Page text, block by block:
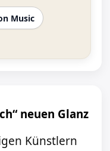
Music
neuen Glanz
Künstlern